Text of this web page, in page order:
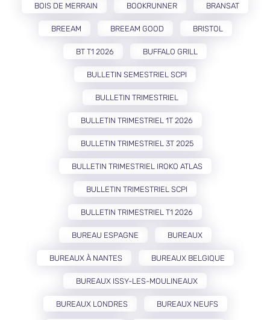
BOIS DE MERRAIN BOOKRUNNER BRANSAT
BREEAM BREEAM GOOD BRISTOL
BT T1 2026 BUFFALO GRILL
BULLETIN SEMESTRIEL SCPI
BULLETIN TRIMESTRIEL
BULLETIN TRIMESTRIEL 1T 2026
BULLETIN TRIMESTRIEL 3T 2025
BULLETIN TRIMESTRIEL IROKO ATLAS
BULLETIN TRIMESTRIEL SCPI
BULLETIN TRIMESTRIEL T1 2026
BUREAU ESPAGNE BUREAUX
BUREAUX À NANTES BUREAUX BELGIQUE
BUREAUX ISSY-LES-MOULINEAUX
BUREAUX LONDRES BUREAUX NEUFS